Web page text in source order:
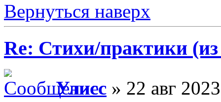
Вернуться наверх
Re: Стихи/практики
Улисс » 22 авг